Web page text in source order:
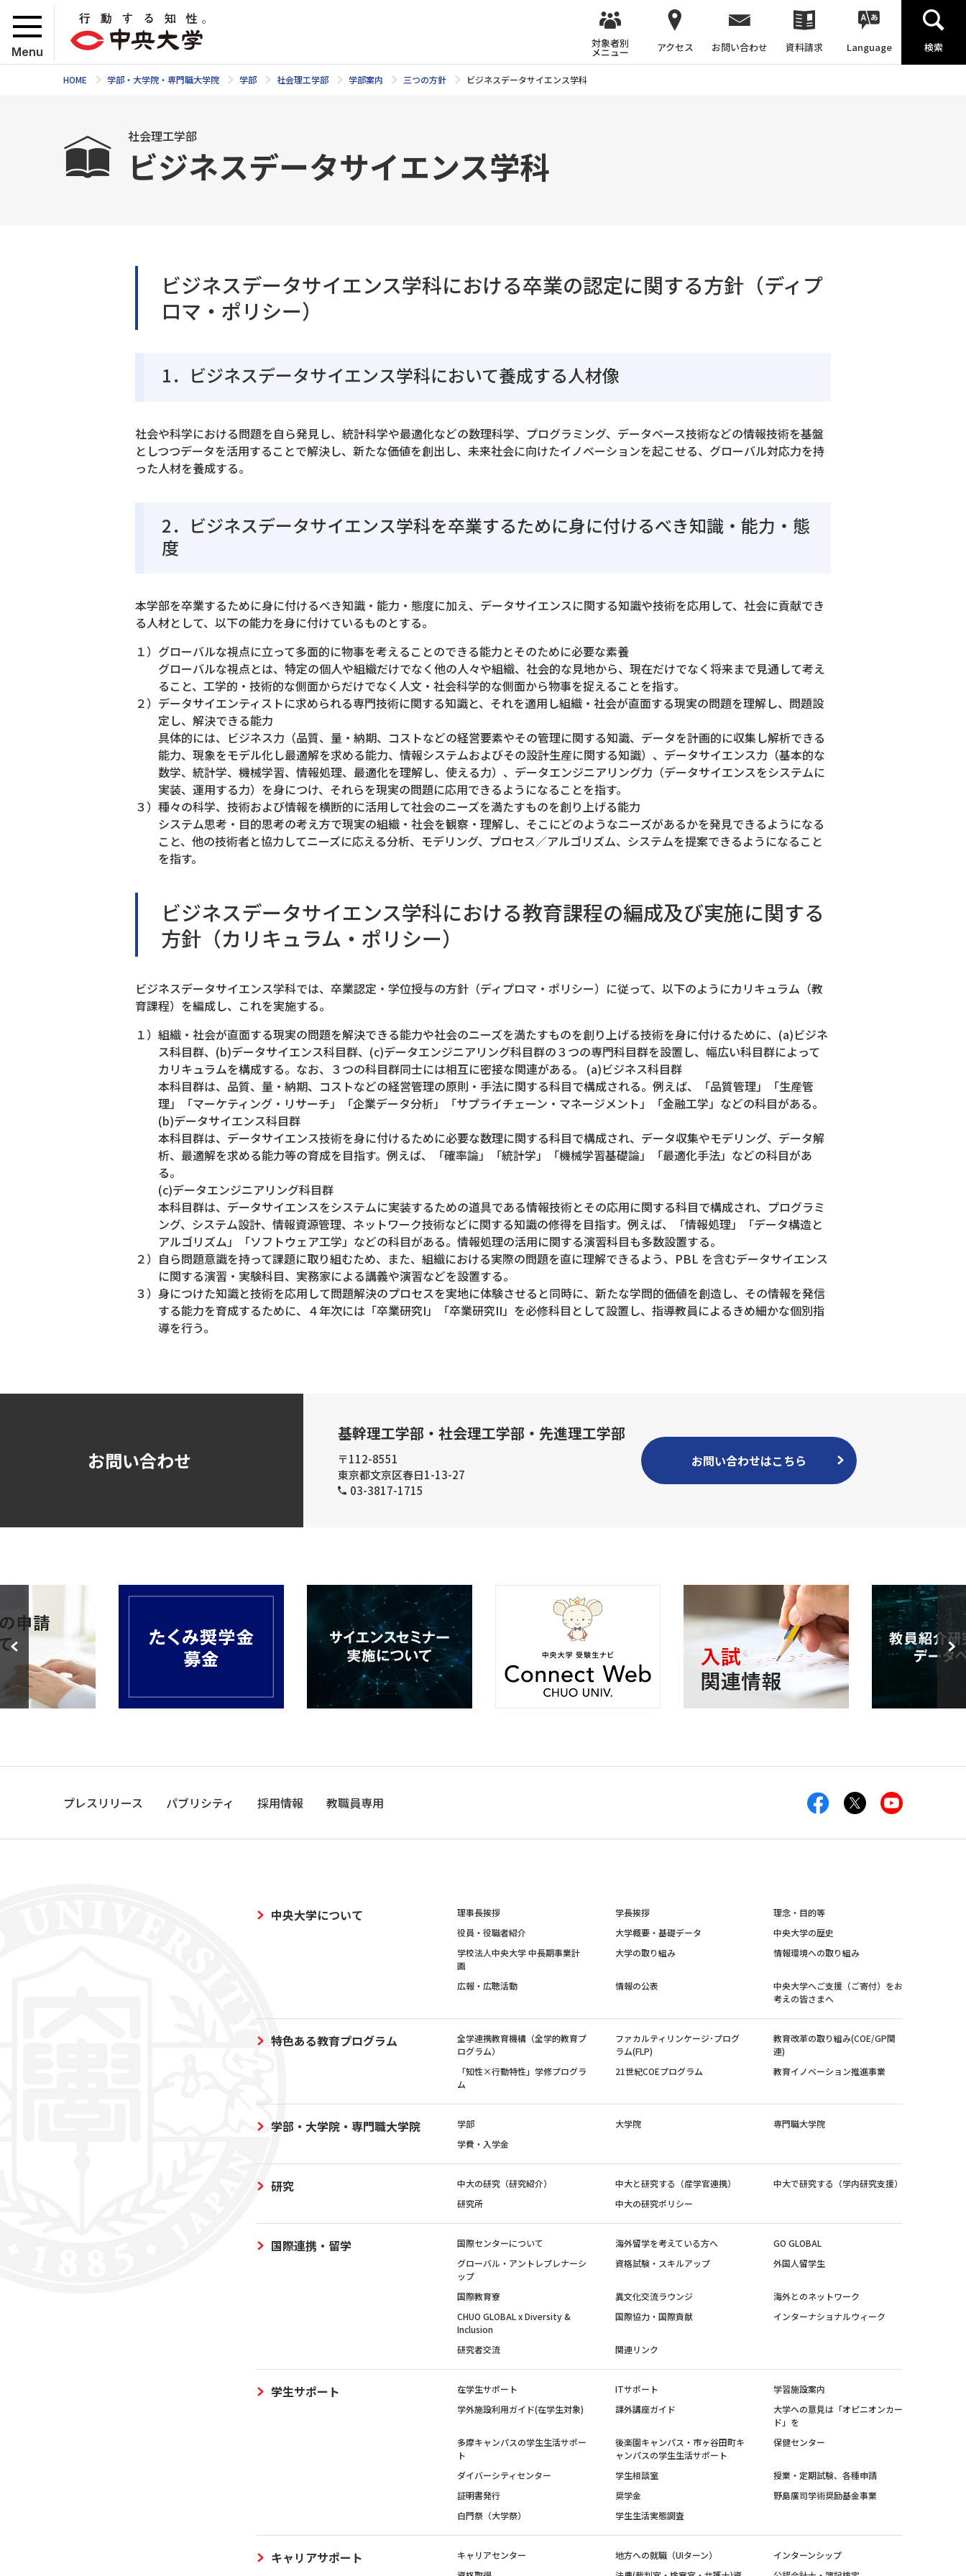
Menu
対象者別
メニュー アクセス お問い合わせ 資料請求 Language 検索
HOME 学部・大学院・専門職大学院 学部 社会理工学部 学部案内 三つの方針 ビジネスデータサイエンス学科
社会理工学部
ビジネスデータサイエンス学科
ビジネスデータサイエンス学科における卒業の認定に関する方針（ディプ
ロマ・ポリシー）
1．ビジネスデータサイエンス学科において養成する人材像
社会や科学における問題を自ら発見し、統計科学や最適化などの数理科学、プログラミング、データベース技術などの情報技術を基盤
としつつデータを活用することで解決し、新たな価値を創出し、未来社会に向けたイノベーションを起こせる、グローバル対応力を持
った人材を養成する。
2．ビジネスデータサイエンス学科を卒業するために身に付けるべき知識・能力・態
度
本学部を卒業するために身に付けるべき知識・能力・態度に加え、データサイエンスに関する知識や技術を応用して、社会に貢献でき
る人材として、以下の能力を身に付けているものとする。
１）グローバルな視点に立って多面的に物事を考えることのできる能力とそのために必要な素養
グローバルな視点とは、特定の個人や組織だけでなく他の人々や組織、社会的な見地から、現在だけでなく将来まで見通して考え
ること、工学的・技術的な側面からだけでなく人文・社会科学的な側面から物事を捉えることを指す。
２）データサイエンティストに求められる専門技術に関する知識と、それを適用し組織・社会が直面する現実の問題を理解し、問題設
定し、解決できる能力
具体的には、ビジネス力（品質、量・納期、コストなどの経営要素やその管理に関する知識、データを計画的に収集し解析できる
能力、現象をモデル化し最適解を求める能力、情報システムおよびその設計生産に関する知識）、データサイエンス力（基本的な
数学、統計学、機械学習、情報処理、最適化を理解し、使える力）、データエンジニアリング力（データサイエンスをシステムに
実装、運用する力）を身につけ、それらを現実の問題に応用できるようになることを指す。
３）種々の科学、技術および情報を横断的に活用して社会のニーズを満たすものを創り上げる能力
システム思考・目的思考の考え方で現実の組織・社会を観察・理解し、そこにどのようなニーズがあるかを発見できるようになる
こと、他の技術者と協力してニーズに応える分析、モデリング、プロセス／アルゴリズム、システムを提案できるようになること
を指す。
ビジネスデータサイエンス学科における教育課程の編成及び実施に関する
方針（カリキュラム・ポリシー）
ビジネスデータサイエンス学科では、卒業認定・学位授与の方針（ディプロマ・ポリシー）に従って、以下のようにカリキュラム（教
育課程）を編成し、これを実施する。
１）組織・社会が直面する現実の問題を解決できる能力や社会のニーズを満たすものを創り上げる技術を身に付けるために、(a)ビジネ
ス科目群、(b)データサイエンス科目群、(c)データエンジニアリング科目群の３つの専門科目群を設置し、幅広い科目群によって
カリキュラムを構成する。なお、３つの科目群同士には相互に密接な関連がある。 (a)ビジネス科目群
本科目群は、品質、量・納期、コストなどの経営管理の原則・手法に関する科目で構成される。例えば、「品質管理」「生産管
理」「マーケティング・リサーチ」「企業データ分析」「サプライチェーン・マネージメント」「金融工学」などの科目がある。
(b)データサイエンス科目群
本科目群は、データサイエンス技術を身に付けるために必要な数理に関する科目で構成され、データ収集やモデリング、データ解
析、最適解を求める能力等の育成を目指す。例えば、「確率論」「統計学」「機械学習基礎論」「最適化手法」などの科目があ
る。
(c)データエンジニアリング科目群
本科目群は、データサイエンスをシステムに実装するための道具である情報技術とその応用に関する科目で構成され、プログラミ
ング、システム設計、情報資源管理、ネットワーク技術などに関する知識の修得を目指す。例えば、「情報処理」「データ構造と
アルゴリズム」「ソフトウェア工学」などの科目がある。情報処理の活用に関する演習科目も多数設置する。
２）自ら問題意識を持って課題に取り組むため、また、組織における実際の問題を直に理解できるよう、PBL を含むデータサイエンス
に関する演習・実験科目、実務家による講義や演習などを設置する。
３）身につけた知識と技術を応用して問題解決のプロセスを実地に体験させると同時に、新たな学問的価値を創造し、その情報を発信
する能力を育成するために、４年次には「卒業研究I」「卒業研究II」を必修科目として設置し、指導教員によるきめ細かな個別指
導を行う。
お問い合わせ
基幹理工学部・社会理工学部・先進理工学部
〒112-8551
東京都文京区春日1-13-27
03-3817-1715
お問い合わせはこちら
プレスリリース パブリシティ 採用情報 教職員専用
中央大学について 理事長挨拶 学長挨拶
理念・目的等
役員・役職者紹介
大学概要・基礎データ
中央大学の歴史
学校法人中央大学 中長期事業計
画
大学の取り組み 情報環境への取り組み
広報・広聴活動 情報の公表
中央大学へご支援（ご寄付）をお
考えの皆さまへ
特色ある教育プログラム
全学連携教育機構（全学的教育プ
ログラム）
ファカルティリンケージ･プログ
ラム(FLP)
教育改革の取り組み(COE/GP関
連)
「知性×行動特性」学修プログラ
ム
21世紀COEプログラム 教育イノベーション推進事業
学部・大学院・専門職大学院 学部 大学院
専門職大学院
学費・入学金
研究 中大の研究（研究紹介） 中大と研究する（産学官連携）
中大で研究する（学内研究支援）
研究所
中大の研究ポリシー
国際連携・留学 国際センターについて 海外留学を考えている方へ
GO GLOBAL
グローバル・アントレプレナーシ
ップ
資格試験・スキルアップ 外国人留学生
国際教育寮 異文化交流ラウンジ
海外とのネットワーク
CHUO GLOBAL x Diversity &
Inclusion
国際協力・国際貢献 インターナショナルウィーク
研究者交流 関連リンク
学生サポート 在学生サポート ITサポート
学習施設案内
学外施設利用ガイド(在学生対象)
課外講座ガイド
大学への意見は「オピニオンカー
ド」を
多摩キャンパスの学生生活サポー
ト
後楽園キャンパス・市ヶ谷田町キ
ャンパスの学生生活サポート
保健センター
ダイバーシティセンター 学生相談室
授業・定期試験、各種申請
証明書発行
奨学金
野島廣司学術奨励基金事業
白門祭（大学祭）
学生生活実態調査
キャリアサポート キャリアセンター 地方への就職（UIターン）
インターンシップ